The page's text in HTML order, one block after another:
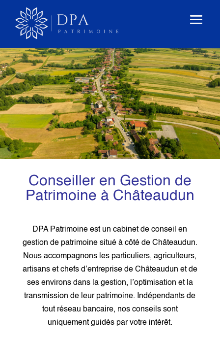
Conseiller en Gestion de
Patrimoine à Châteaudun
DPA Patrimoine est un cabinet de conseil en
gestion de patrimoine situé à côté de Châteaudun.
Nous accompagnons les particuliers, agriculteurs,
artisans et chefs d’entreprise de Châteaudun et de
ses environs dans la gestion, l’optimisation et la
transmission de leur patrimoine. Indépendants de
tout réseau bancaire, nos conseils sont
uniquement guidés par votre intérêt.